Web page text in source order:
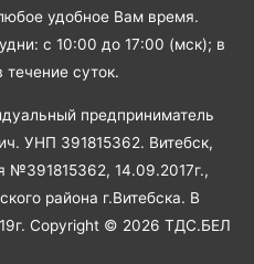
удобное Вам время.
с 10:00 до 17:00 (мск); в
суток.
предприниматель
УНП 391815362. Витебск,
№391815362, 14.09.2017г.,
района г.Витебска. В
Copyright © 2026 ТДС.БЕЛ